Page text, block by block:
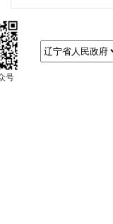
号